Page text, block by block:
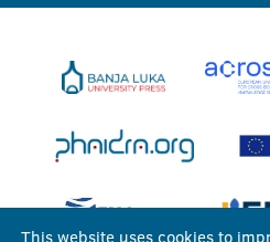
This website uses cookies to